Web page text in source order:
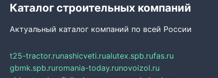
Каталог строительных компаний
Актуальный каталог компаний по всей России
t25-tractor.runashicveti.rualutex.spb.rufas.ru
gbmk.spb.ruromania-today.runovoizol.ru